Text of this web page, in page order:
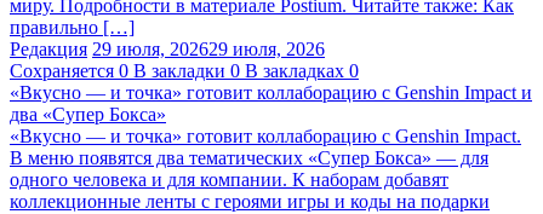
миру. Подробности в материале Postium. Читайте также: Как
правильно […]
Редакция 29 июля, 202629 июля, 2026
Сохраняется 0 В закладки 0 В закладках 0
«Вкусно — и точка» готовит коллаборацию с Genshin Impact и
два «Супер Бокса»
«Вкусно — и точка» готовит коллаборацию с Genshin Impact.
В меню появятся два тематических «Супер Бокса» — для
одного человека и для компании. К наборам добавят
коллекционные ленты с героями игры и коды на подарки